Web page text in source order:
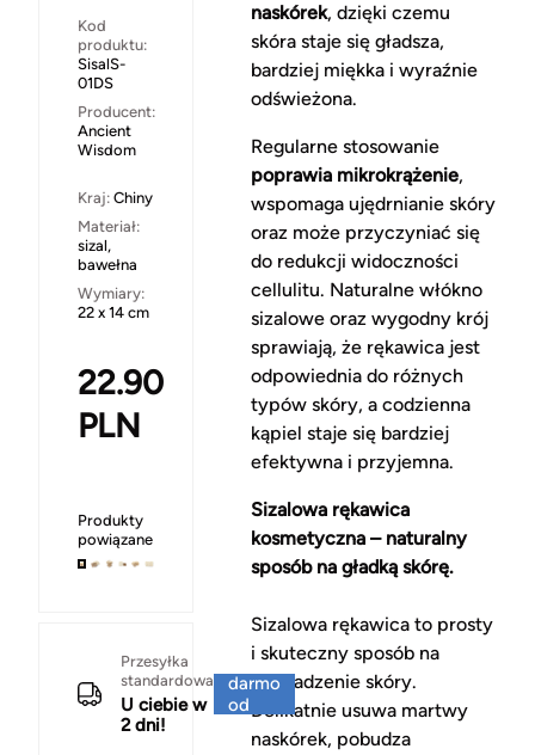
Kod
produktu:
SisalS-
01DS
Producent:
Ancient
Wisdom
Kraj: Chiny
Materiał:
sizal,
bawełna
Wymiary:
22 x 14 cm
22.90
PLN
Produkty
powiązane
Przesyłka
standardowa
U ciebie w
2 dni!
darmo
od
naskórek, dzięki czemu
skóra staje się gładsza,
bardziej miękka i wyraźnie
odświeżona.
Regularne stosowanie
poprawia mikrokrążenie,
wspomaga ujędrnianie skóry
oraz może przyczyniać się
do redukcji widoczności
cellulitu. Naturalne włókno
sizalowe oraz wygodny krój
sprawiają, że rękawica jest
odpowiednia do różnych
typów skóry, a codzienna
kąpiel staje się bardziej
efektywna i przyjemna.
Sizalowa rękawica
kosmetyczna – naturalny
sposób na gładką skórę.
Sizalowa rękawica to prosty
i skuteczny sposób na
wygładzenie skóry.
Delikatnie usuwa martwy
naskórek, pobudza